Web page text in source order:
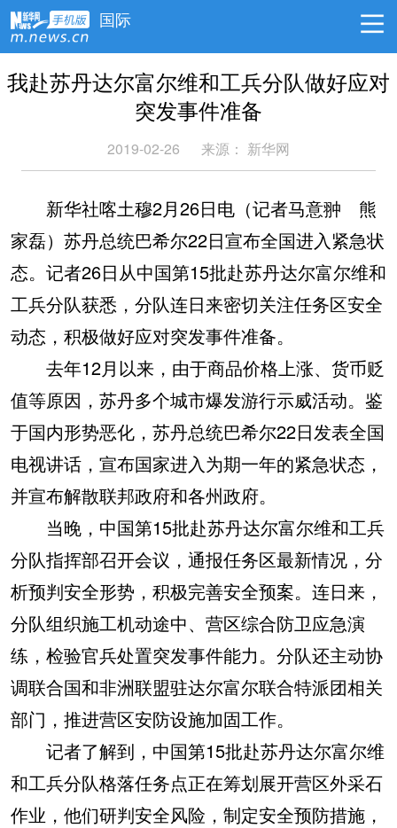
国际
我赴苏丹达尔富尔维和工兵分队做好应对
突发事件准备
2019-02-26 来源： 新华网
新华社喀土穆2月26日电（记者马意翀 熊
家磊）苏丹总统巴希尔22日宣布全国进入紧急状
态。记者26日从中国第15批赴苏丹达尔富尔维和
工兵分队获悉，分队连日来密切关注任务区安全
动态，积极做好应对突发事件准备。
去年12月以来，由于商品价格上涨、货币贬
值等原因，苏丹多个城市爆发游行示威活动。鉴
于国内形势恶化，苏丹总统巴希尔22日发表全国
电视讲话，宣布国家进入为期一年的紧急状态，
并宣布解散联邦政府和各州政府。
当晚，中国第15批赴苏丹达尔富尔维和工兵
分队指挥部召开会议，通报任务区最新情况，分
析预判安全形势，积极完善安全预案。连日来，
分队组织施工机动途中、营区综合防卫应急演
练，检验官兵处置突发事件能力。分队还主动协
调联合国和非洲联盟驻达尔富尔联合特派团相关
部门，推进营区安防设施加固工作。
记者了解到，中国第15批赴苏丹达尔富尔维
和工兵分队格落任务点正在筹划展开营区外采石
作业，他们研判安全风险，制定安全预防措施，